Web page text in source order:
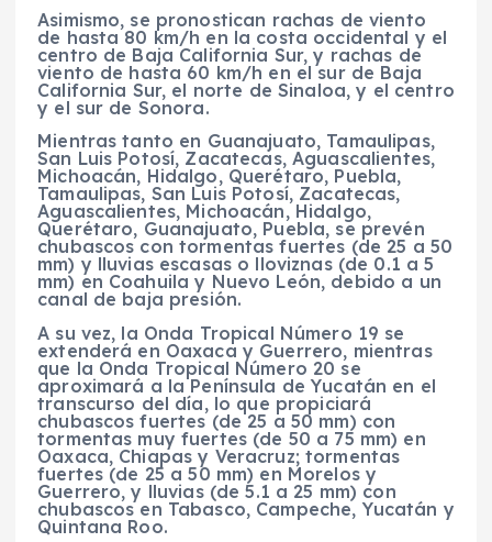
Asimismo, se pronostican rachas de viento
de hasta 80 km/h en la costa occidental y el
centro de Baja California Sur, y rachas de
viento de hasta 60 km/h en el sur de Baja
California Sur, el norte de Sinaloa, y el centro
y el sur de Sonora.
Mientras tanto en Guanajuato, Tamaulipas,
San Luis Potosí, Zacatecas, Aguascalientes,
Michoacán, Hidalgo, Querétaro, Puebla,
Tamaulipas, San Luis Potosí, Zacatecas,
Aguascalientes, Michoacán, Hidalgo,
Querétaro, Guanajuato, Puebla, se prevén
chubascos con tormentas fuertes (de 25 a 50
mm) y lluvias escasas o lloviznas (de 0.1 a 5
mm) en Coahuila y Nuevo León, debido a un
canal de baja presión.
A su vez, la Onda Tropical Número 19 se
extenderá en Oaxaca y Guerrero, mientras
que la Onda Tropical Número 20 se
aproximará a la Península de Yucatán en el
transcurso del día, lo que propiciará
chubascos fuertes (de 25 a 50 mm) con
tormentas muy fuertes (de 50 a 75 mm) en
Oaxaca, Chiapas y Veracruz; tormentas
fuertes (de 25 a 50 mm) en Morelos y
Guerrero, y lluvias (de 5.1 a 25 mm) con
chubascos en Tabasco, Campeche, Yucatán y
Quintana Roo.